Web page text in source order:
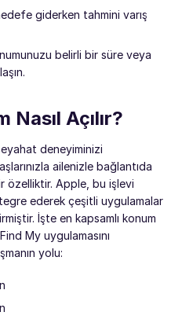
giderken tahmini varış
belirli bir süre veya
Açılır?
deneyiminizi
ailenizle bağlantıda
özelliktir. Apple, bu işlevi
ederek çeşitli uygulamalar
İşte en kapsamlı konum
My uygulamasını
yolu: